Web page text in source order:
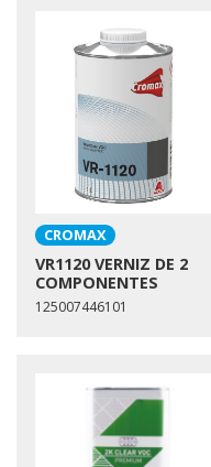
CROMAX
VR1120 VERNIZ DE 2
COMPONENTES
125007446101